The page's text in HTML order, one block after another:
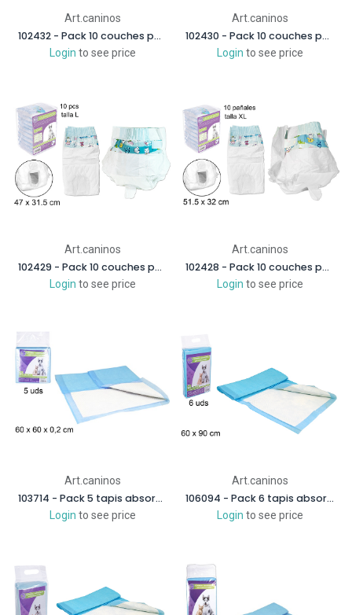
Art.caninos
102432 - Pack 10 couches pour animaux de compagnie (SS)
Login to see price
Art.caninos
102430 - Pack 10 couches pour animaux de compagnie (M)
Login to see price
Art.caninos
102429 - Pack 10 couches pour animaux de compagnie (L)
Login to see price
Art.caninos
102428 - Pack 10 couches pour animaux de compagnie (XL)
Login to see price
Art.caninos
103714 - Pack 5 tapis absorbant antidérapant pour animaux de compagnie 60x60 cm
Login to see price
Art.caninos
106094 - Pack 6 tapis absorbants antidérapants pour animaux de compagnie 60x90 cm
Login to see price